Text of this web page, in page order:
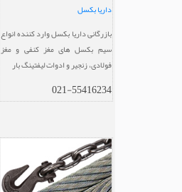
داریا بکسل
بازرگانی داریا بکسل وارد کننده انواع
سیم بکسل های مغز کنفی و مغز
فولادی، زنجیر و ادوات لیفتینگ بار
021-55416234